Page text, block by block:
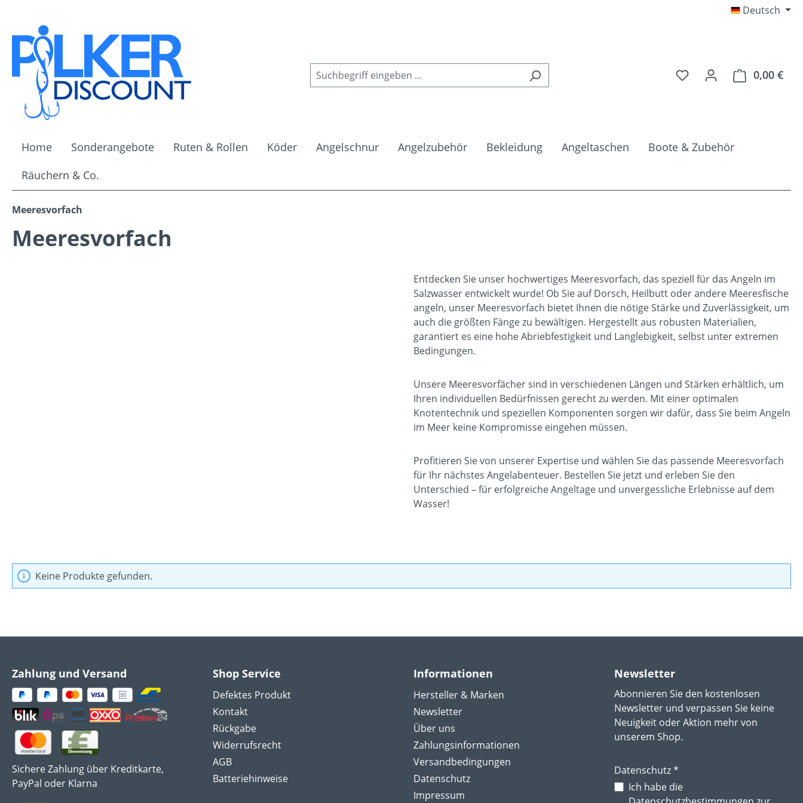
Deutsch
Du hast 0 Produkte auf
0,00 €
Home Sonderangebote Ruten & Rollen Köder Angelschnur Angelzubehör Bekleidung Angeltaschen
Boote & Zubehör
Räuchern & Co.
Meeresvorfach
Meeresvorfach
Entdecken Sie unser hochwertiges Meeresvorfach, das speziell für das Angeln im
Salzwasser entwickelt wurde! Ob Sie auf Dorsch, Heilbutt oder andere Meeresfische
angeln, unser Meeresvorfach bietet Ihnen die nötige Stärke und Zuverlässigkeit, um
auch die größten Fänge zu bewältigen. Hergestellt aus robusten Materialien,
garantiert es eine hohe Abriebfestigkeit und Langlebigkeit, selbst unter extremen
Bedingungen.
Unsere Meeresvorfächer sind in verschiedenen Längen und Stärken erhältlich, um
Ihren individuellen Bedürfnissen gerecht zu werden. Mit einer optimalen
Knotentechnik und speziellen Komponenten sorgen wir dafür, dass Sie beim Angeln
im Meer keine Kompromisse eingehen müssen.
Profitieren Sie von unserer Expertise und wählen Sie das passende Meeresvorfach
für Ihr nächstes Angelabenteuer. Bestellen Sie jetzt und erleben Sie den
Unterschied – für erfolgreiche Angeltage und unvergessliche Erlebnisse auf dem
Wasser!
Keine Produkte gefunden.
Zahlung und Versand
Sichere Zahlung über Kreditkarte,
PayPal oder Klarna
Shop Service
Defektes Produkt
Kontakt
Rückgabe
Widerrufsrecht
AGB
Batteriehinweise
Informationen
Hersteller & Marken
Newsletter
Über uns
Zahlungsinformationen
Versandbedingungen
Datenschutz
Impressum
Newsletter
Abonnieren Sie den kostenlosen
Newsletter und verpassen Sie keine
Neuigkeit oder Aktion mehr von
unserem Shop.
Datenschutz *
Ich habe die